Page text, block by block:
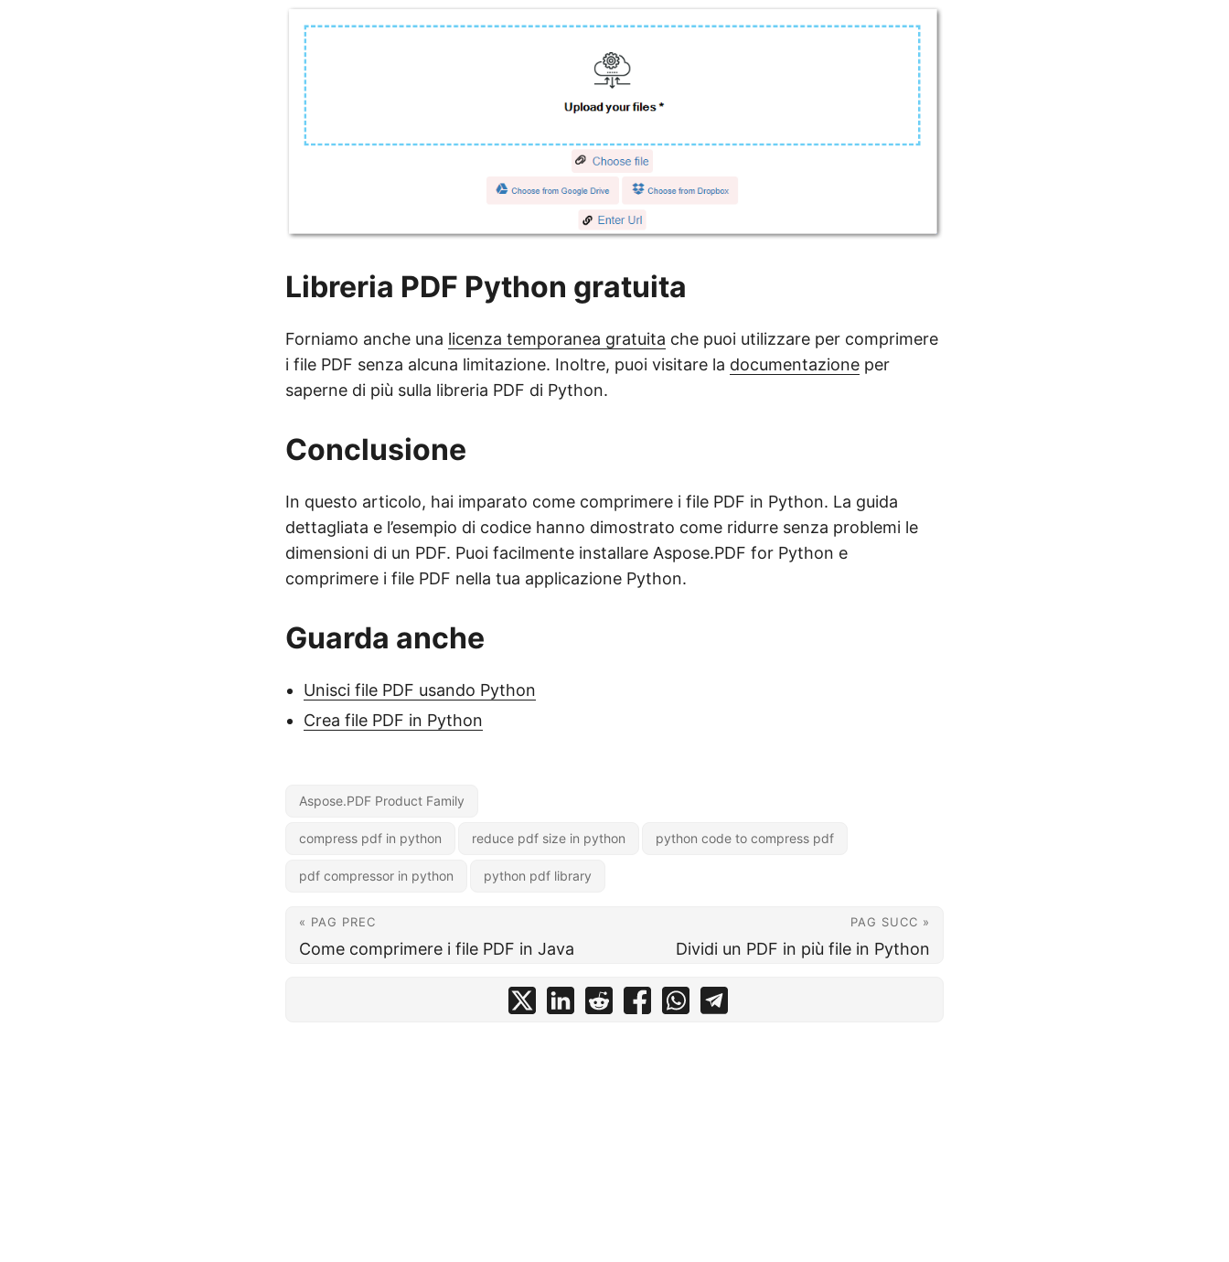
Libreria PDF Python gratuita
Forniamo anche una licenza temporanea gratuita che puoi utilizzare per comprimere
i file PDF senza alcuna limitazione. Inoltre, puoi visitare la documentazione per
saperne di più sulla libreria PDF di Python.
Conclusione
In questo articolo, hai imparato come comprimere i file PDF in Python. La guida
dettagliata e l’esempio di codice hanno dimostrato come ridurre senza problemi le
dimensioni di un PDF. Puoi facilmente installare Aspose.PDF for Python e
comprimere i file PDF nella tua applicazione Python.
Guarda anche
Unisci file PDF usando Python
Crea file PDF in Python
Aspose.PDF Product Family
compress pdf in python reduce pdf size in python python code to compress pdf
pdf compressor in python python pdf library
« PAG PREC
Come comprimere i file PDF in Java
PAG SUCC »
Dividi un PDF in più file in Python